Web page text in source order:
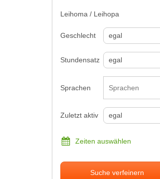
Leihoma / Leihopa
Geschlecht
Stundensatz
Sprachen
Zuletzt aktiv
Zeiten auswählen
Suche verfeinern